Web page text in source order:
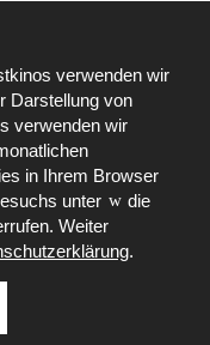
verwenden wir
Darstellung von
verwenden wir
in Ihrem Browser
unter
die
Weiter
.